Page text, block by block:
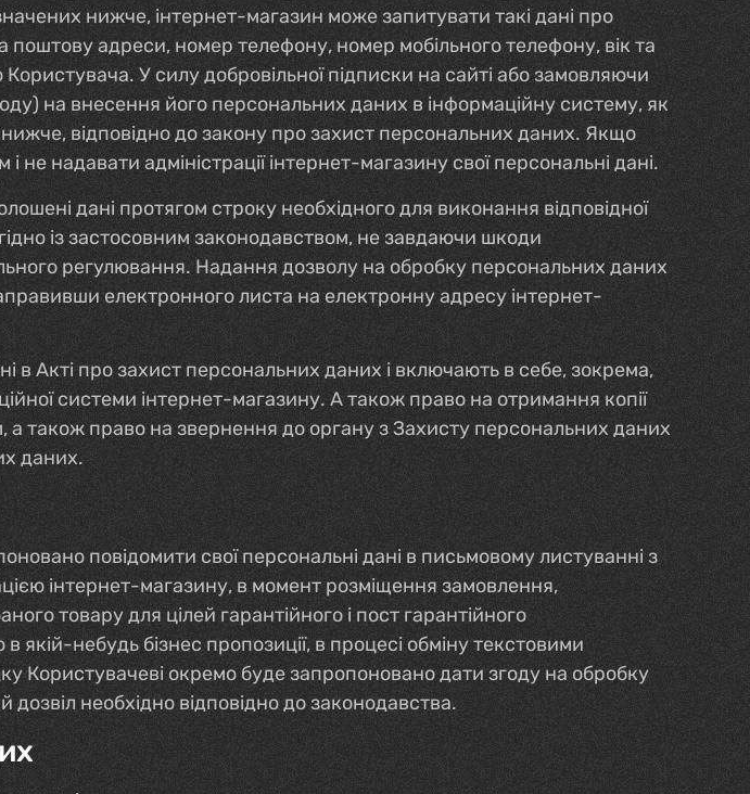
нижче, інтернет-магазин може запитувати такі дані про
адреси, номер телефону, номер мобільного телефону, вік та
У силу добровільної підписки на сайті або замовляючи
на внесення його персональних даних в інформаційну систему, як
нижче, відповідно до закону про захист персональних даних. Якщо
надавати адміністрації інтернет-магазину свої персональні дані.
дані протягом строку необхідного для виконання відповідної
із застосовним законодавством, не завдаючи шкоди
регулювання. Надання дозволу на обробку персональних даних
електронного листа на електронну адресу інтернет-
в Акті про захист персональних даних і включають в себе, зокрема,
системи інтернет-магазину. А також право на отримання копії
також право на звернення до органу з Захисту персональних даних
даних.
повідомити свої персональні дані в письмовому листуванні з
інтернет-магазину, в момент розміщення замовлення,
товару для цілей гарантійного і пост гарантійного
якій-небудь бізнес пропозиції, в процесі обміну текстовими
Користувачеві окремо буде запропоновано дати згоду на обробку
необхідно відповідно до законодавства.